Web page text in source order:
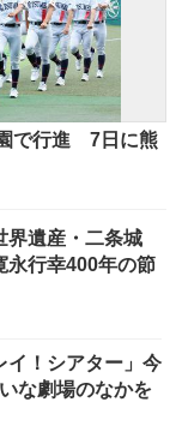
で行進 7日に熊
遺産・二条城
永行幸400年の節
イ！シアター」今
な劇場のなかを